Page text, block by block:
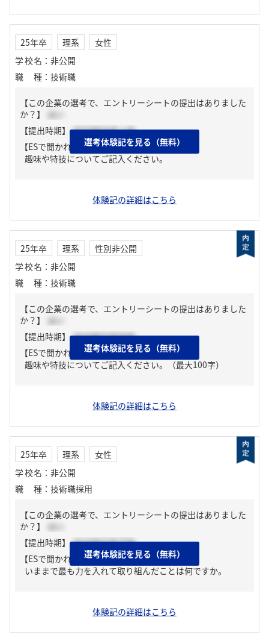
25年卒 理系
女性
学校名 ： 非公開
職種 ： 技術職
【この企業の選考で、エントリーシートの提出はありました
か？】
はい
【提出時期】 2024年04月上旬
【ESで聞かれた質問】
趣味や特技についてご記入ください。
体験記の詳細はこちら
選考体験記を見る（無料）
25年卒 理系
性別非公開
学校名 ： 非公開
職種 ： 技術職
【この企業の選考で、エントリーシートの提出はありました
か？】
はい
【提出時期】 2024年03月中旬
【ESで聞かれた質問】
趣味や特技についてご記入ください。（最大100字）
体験記の詳細はこちら
選考体験記を見る（無料）
25年卒 理系
女性
学校名 ： 非公開
職種 ： 技術職採用
【この企業の選考で、エントリーシートの提出はありました
か？】
はい
【提出時期】 2024年03月下旬
【ESで聞かれた質問】
いままで最も力を入れて取り組んだことは何ですか。
体験記の詳細はこちら
選考体験記を見る（無料）